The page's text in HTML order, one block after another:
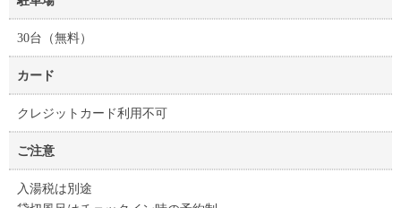
30台（無料）
カード
クレジットカード利用不可
ご注意
入湯税は別途